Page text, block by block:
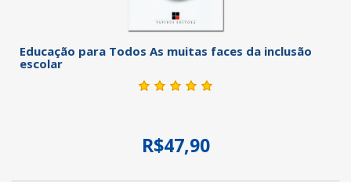
Educação para Todos As muitas faces da inclusão
escolar
R$47,90